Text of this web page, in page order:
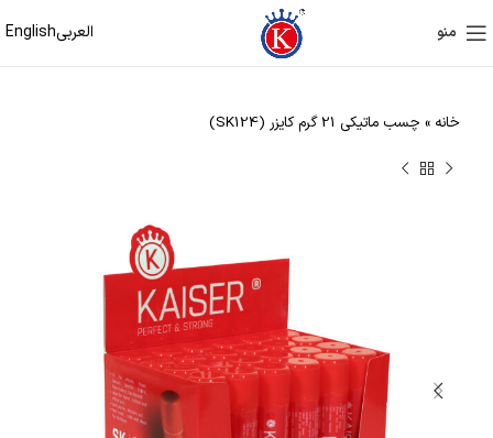
منو العربیEnglish
خانه » چسب ماتیکی 21 گرم کایزر (SK124)